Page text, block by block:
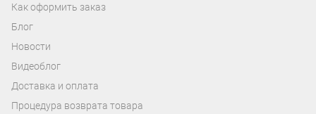
Как оформить заказ
Блог
Новости
Видеоблог
Доставка и оплата
Процедура возврата товара